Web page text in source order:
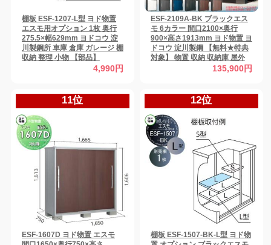
棚板 ESF-1207-L型 ヨド物置
エスモ用オプション 1枚 奥行
275.5×幅629mm ヨドコウ 淀
川製鋼所 車庫 倉庫 ガレージ 棚
収納 整理 小物 【部品】
4,990円
ESF-2109A-BK ブラックエス
モ 6カラー 間口2100×奥行
900×高さ1913mm ヨド物置 ヨ
ドコウ 淀川製鋼 【無料★特典
対象】 物置 収納 収納庫 屋外
135,900円
11位
ESF-1607D ヨド物置 エスモ
12位
棚板 ESF-1507-BK-L型 ヨド物